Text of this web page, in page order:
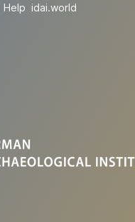
Help idai.world